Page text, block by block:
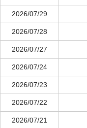
2026/07/29
2026/07/28
2026/07/27
2026/07/24
2026/07/23
2026/07/22
2026/07/21